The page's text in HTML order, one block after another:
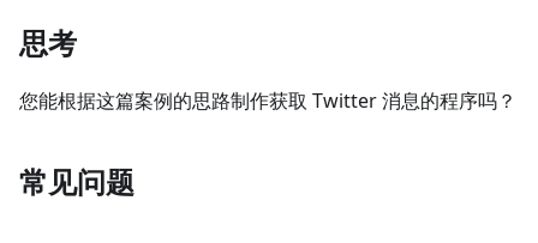
思考
您能根据这篇案例的思路制作获取 Twitter 消息的程序吗？
常见问题